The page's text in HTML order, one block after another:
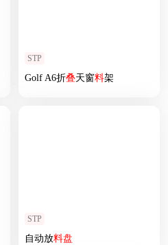
STP
Golf A6折叠天窗料架
STP
自动放料盘